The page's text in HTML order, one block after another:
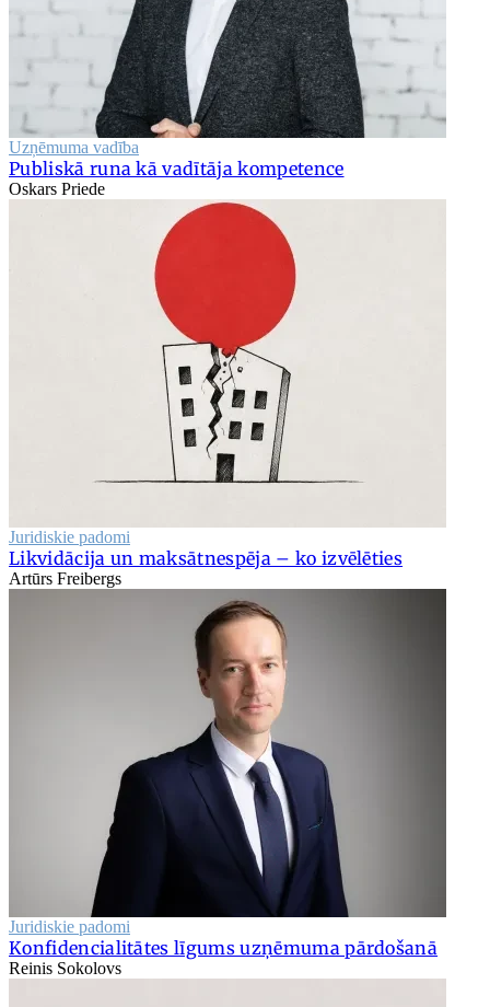
Uzņēmuma vadība
Publiskā runa kā vadītāja kompetence
Oskars Priede
Juridiskie padomi
Likvidācija un maksātnespēja – ko izvēlēties
Artūrs Freibergs
Juridiskie padomi
Konfidencialitātes līgums uzņēmuma pārdošanā
Reinis Sokolovs